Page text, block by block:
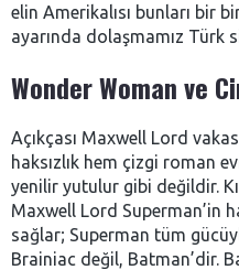
elin Amerikalısı bunları bir
ayarında dolaşmamız Türk
Wonder Woman ve
Açıkçası Maxwell Lord
haksızlık hem çizgi roman
yenilir yutulur gibi değildir.
Maxwell Lord Superman’in
sağlar; Superman tüm
Brainiac değil, Batman’dir.